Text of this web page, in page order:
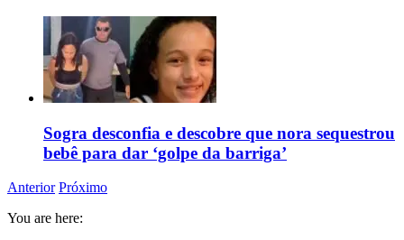
Sogra desconfia e descobre que nora sequestrou
bebê para dar ‘golpe da barriga’
Anterior Próximo
You are here: